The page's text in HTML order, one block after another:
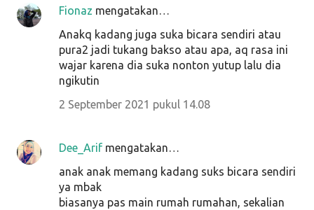
Fionaz mengatakan…
Anakq kadang juga suka bicara sendiri atau
pura2 jadi tukang bakso atau apa, aq rasa ini
wajar karena dia suka nonton yutup lalu dia
ngikutin
2 September 2021 pukul 14.08
Dee_Arif mengatakan…
anak anak memang kadang suks bicara sendiri
ya mbak
biasanya pas main rumah rumahan, sekalian